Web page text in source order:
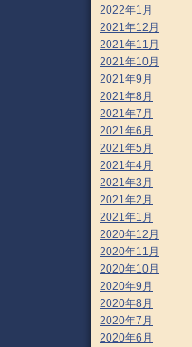
2022年1月
2021年12月
2021年11月
2021年10月
2021年9月
2021年8月
2021年7月
2021年6月
2021年5月
2021年4月
2021年3月
2021年2月
2021年1月
2020年12月
2020年11月
2020年10月
2020年9月
2020年8月
2020年7月
2020年6月